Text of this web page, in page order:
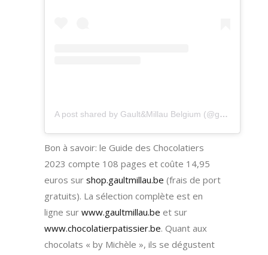
A post shared by Gault&Millau Belgium (@gaultmillaubelgium)
Bon à savoir: le Guide des Chocolatiers
2023 compte 108 pages et coûte 14,95
euros sur shop.gaultmillau.be (frais de port
gratuits). La sélection complète est en
ligne sur www.gaultmillau.be et sur
www.chocolatierpatissier.be. Quant aux
chocolats « by Michèle », ils se dégustent